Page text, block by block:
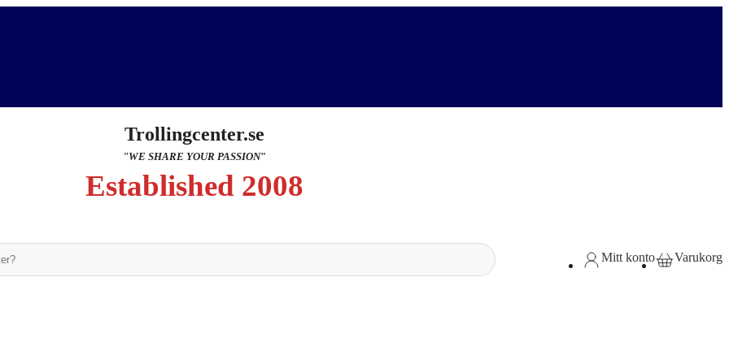
Trollingcenter.se
"WE SHARE YOUR PASSION"
Established 2008
Sök
Mitt konto Varukorg